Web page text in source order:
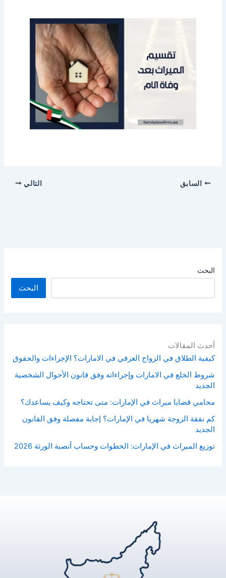
البحث
البحث
أحدث المقالات
كيفية الطلاق في الزواج العرفي في الامارات؟ الإجراءات والحقوق
شروط الخلع في الامارات وإجراءاته وفق قانون الأحوال الشخصية
الجديد
محامي قضايا ميراث في الإمارات: متى تحتاجه وكيف يساعدك؟
كم نفقة الزوجة شهريا في الإمارات؟ إجابة مفصلة وفق القانون
الجديد
توزيع الميراث في الإمارات: الخطوات وحساب أنصبة الورثة 2026
السابق التالي